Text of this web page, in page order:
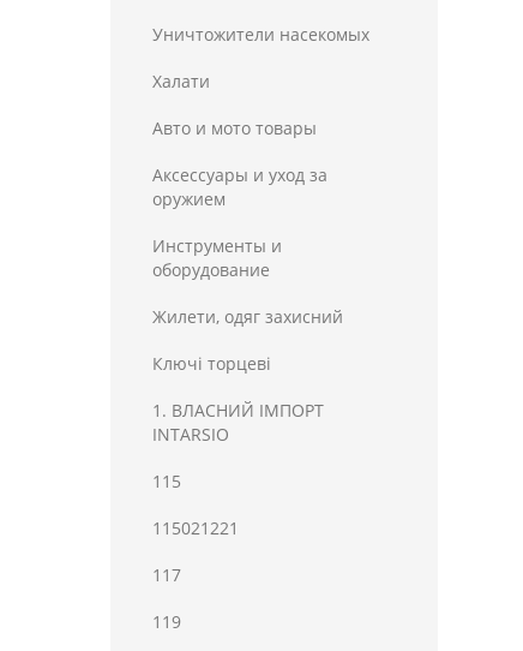
Уничтожители насекомых
Халати
Авто и мото товары
Аксессуары и уход за
оружием
Инструменты и
оборудование
Жилети, одяг захисний
Ключі торцеві
1. ВЛАСНИЙ ІМПОРТ
INTARSIO
115
115021221
117
119